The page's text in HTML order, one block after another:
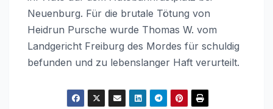
Neuenburg. Für die brutale Tötung von
Heidrun Pursche wurde Thomas W. vom
Landgericht Freiburg des Mordes für schuldig
befunden und zu lebenslanger Haft verurteilt.